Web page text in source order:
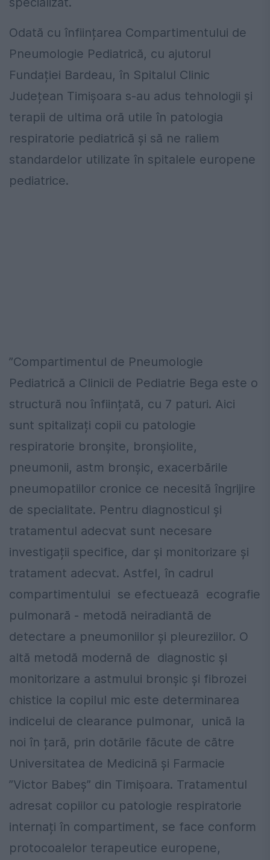
Odată cu înființarea Compartimentului de
Pneumologie Pediatrică, cu ajutorul
Fundației Bardeau, în Spitalul Clinic
Județean Timișoara s-au adus tehnologii și
terapii de ultima oră utile în patologia
respiratorie pediatrică și să ne raliem
standardelor utilizate în spitalele europene
pediatrice.
”Compartimentul de Pneumologie
Pediatrică a Clinicii de Pediatrie Bega este o
structură nou înființată, cu 7 paturi. Aici
sunt spitalizați copii cu patologie
respiratorie bronșite, bronșiolite,
pneumonii, astm bronșic, exacerbările
pneumopatiilor cronice ce necesită îngrijire
de specialitate. Pentru diagnosticul și
tratamentul adecvat sunt necesare
investigații specifice, dar și monitorizare și
tratament adecvat. Astfel, în cadrul
compartimentului se efectuează ecografie
pulmonară - metodă neiradiantă de
detectare a pneumoniilor și pleureziilor. O
altă metodă modernă de diagnostic și
monitorizare a astmului bronșic și fibrozei
chistice la copilul mic este determinarea
indicelui de clearance pulmonar, unică la
noi în țară, prin dotările făcute de către
Universitatea de Medicină și Farmacie
”Victor Babeș” din Timișoara. Tratamentul
adresat copiilor cu patologie respiratorie
internați în compartiment, se face conform
protocoalelor terapeutice europene,